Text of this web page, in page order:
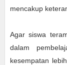
mencakup
Agar siswa
dalam
kesempatan